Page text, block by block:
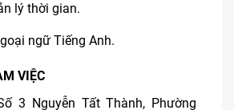
lý thời gian.
ngữ Tiếng Anh.
VIỆC
3 Nguyễn Tất Thành, Phường